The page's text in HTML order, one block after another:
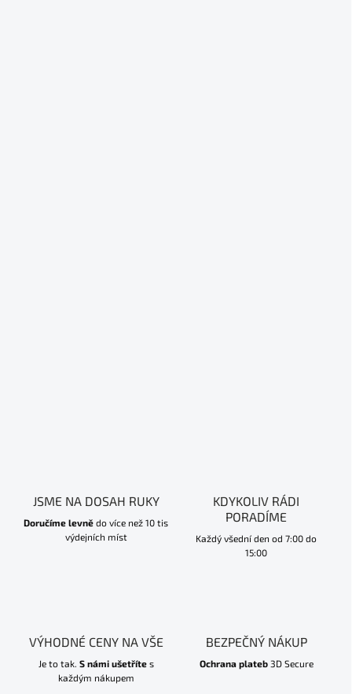
JSME NA DOSAH RUKY
Doručíme levně do více než 10 tis
výdejních míst
KDYKOLIV RÁDI
PORADÍME
Každý všední den od 7:00 do
15:00
VÝHODNÉ CENY NA VŠE
Je to tak. S námi ušetřítes
každým nákupem
BEZPEČNÝ NÁKUP
Ochrana plateb3D Secure